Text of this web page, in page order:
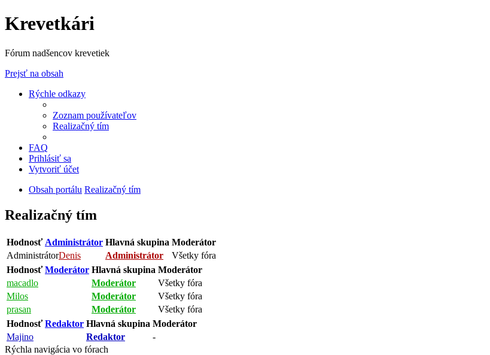
Krevetkári
Fórum nadšencov krevetiek
Prejsť na obsah
Rýchle odkazy
Zoznam používateľov
Realizačný tím
FAQ
Prihlásiť sa
Vytvoriť účet
Obsah portálu Realizačný tím
Realizačný tím
Hodnosť Administrátor Hlavná skupina Moderátor
AdministrátorDenis Administrátor
Všetky fóra
HodnosťModerátor Hlavná skupina Moderátor
macadlo
Moderátor
Všetky fóra
Milos
Moderátor
Všetky fóra
prasan
Moderátor
Všetky fóra
HodnosťRedaktor Hlavná skupina Moderátor
Majino
Redaktor
-
Rýchla navigácia vo fórach